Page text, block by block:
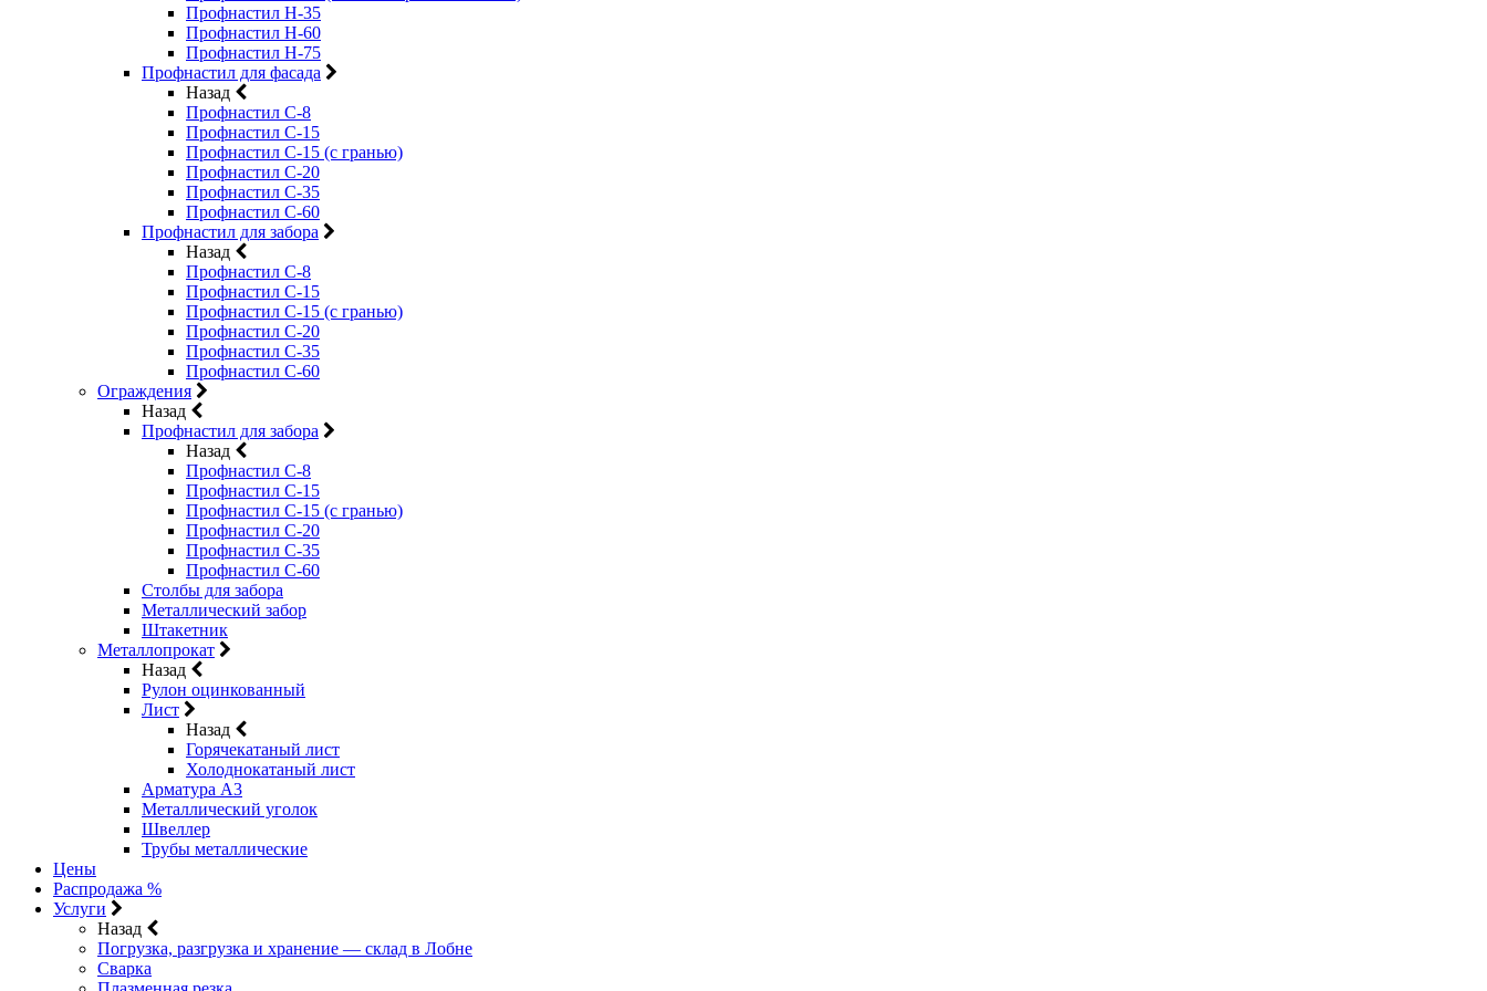
Профнастил Н-35
Профнастил Н-60
Профнастил Н-75
Профнастил для фасада
Назад
Профнастил С-8
Профнастил С-15
Профнастил С-15 (с гранью)
Профнастил С-20
Профнастил С-35
Профнастил С-60
Профнастил для забора
Назад
Профнастил С-8
Профнастил С-15
Профнастил С-15 (с гранью)
Профнастил С-20
Профнастил С-35
Профнастил С-60
Ограждения
Назад
Профнастил для забора
Назад
Профнастил С-8
Профнастил С-15
Профнастил С-15 (с гранью)
Профнастил С-20
Профнастил С-35
Профнастил С-60
Столбы для забора
Металлический забор
Штакетник
Металлопрокат
Назад
Рулон оцинкованный
Лист
Назад
Горячекатаный лист
Холоднокатаный лист
Арматура А3
Металлический уголок
Швеллер
Трубы металлические
Цены
Распродажа %
Услуги
Назад
Погрузка, разгрузка и хранение — склад в Лобне
Сварка